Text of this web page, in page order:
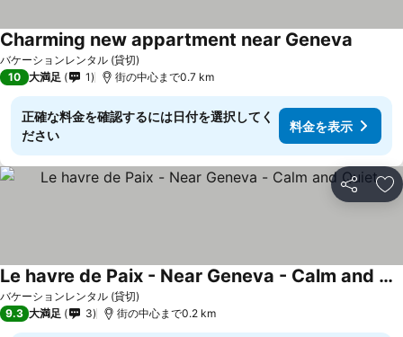
バケーションレンタル (貸切)
Charming new appartment near Geneva
10 大満足 1 街の中心まで0.7 km
正確な料金を確認するには日付を選択してく
ださい
料金を表示
シェア お
バケーションレンタル (貸切)
Le havre de Paix - Near Geneva - Calm and Quiet
9.3 大満足 3 街の中心まで0.2 km